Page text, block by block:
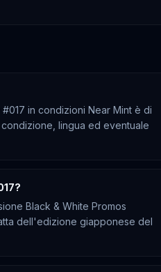
in condizioni Near Mint è di
lingua ed eventuale
Black & White Promos
dell'edizione giapponese del